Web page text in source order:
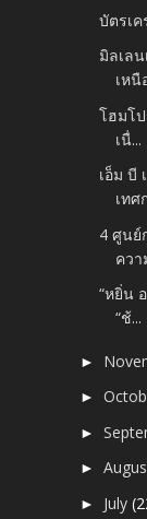
บัตรเ
มิลเล
เหนื
โฮมโ
เนื่...
เอ็ม บี
เทศ
4 ศูนย์
ควา
“หยิ่น
“ช้...
►
►
►
►
► July